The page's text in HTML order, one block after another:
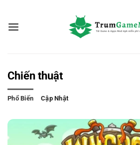
nội
Chiến thuật
Phổ Biến Cập Nhật